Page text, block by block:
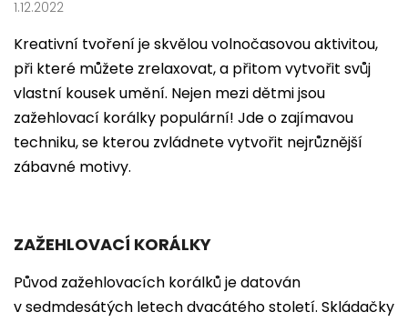
1.12.2022
Kreativní tvoření je skvělou volnočasovou aktivitou,
při které můžete zrelaxovat, a přitom vytvořit svůj
vlastní kousek umění. Nejen mezi dětmi jsou
zažehlovací korálky populární! Jde o zajímavou
techniku, se kterou zvládnete vytvořit nejrůznější
zábavné motivy.
ZAŽEHLOVACÍ KORÁLKY
Původ zažehlovacích korálků je datován
v sedmdesátých letech dvacátého století. Skládačky